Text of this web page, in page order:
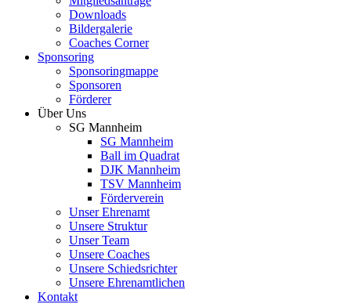
Downloads
Bildergalerie
Coaches Corner
Sponsoring
Sponsoringmappe
Sponsoren
Förderer
Über Uns
SG Mannheim
SG Mannheim
Ball im Quadrat
DJK Mannheim
TSV Mannheim
Förderverein
Unser Ehrenamt
Unsere Struktur
Unser Team
Unsere Coaches
Unsere Schiedsrichter
Unsere Ehrenamtlichen
Kontakt